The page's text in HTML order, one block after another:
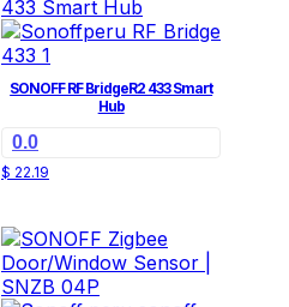
SONOFF RF BridgeR2 433 Smart
Hub
0.0
$ 22.19